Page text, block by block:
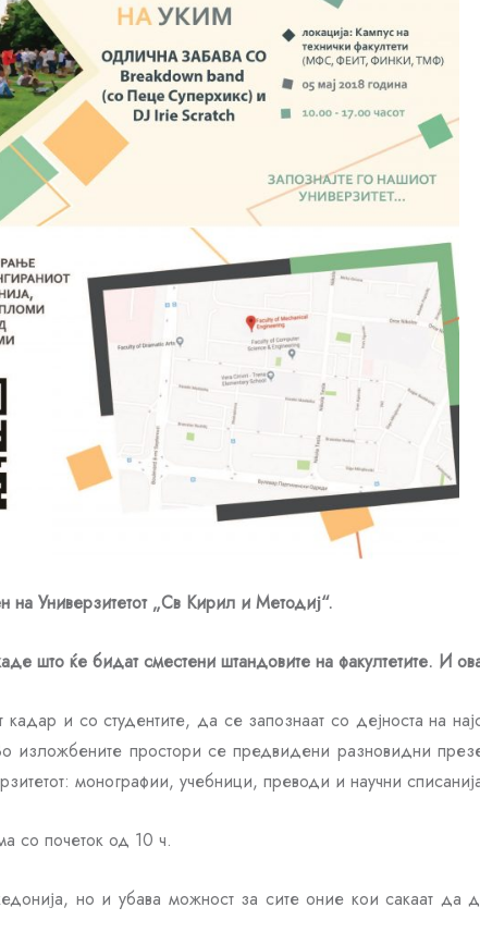
Универзитетот „Св Кирил и Методиј“.
што ќе бидат сместени штандовите на факултетите.
и со студентите, да се запознаат со дејноста на
изложбените простори се предвидени разновидни
монографии, учебници, преводи и научни
со почеток од 10 ч.
но и убава можност за сите оние кои сакаат да